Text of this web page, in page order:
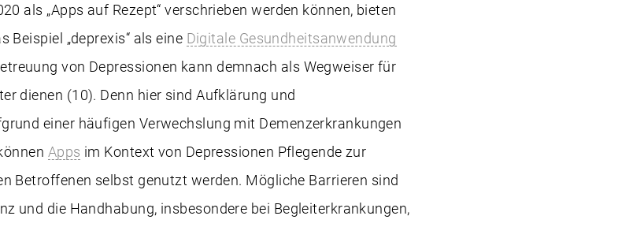
als „Apps auf Rezept“ verschrieben werden können, bieten
Beispiel „deprexis“ als eine Digitale Gesundheitsanwendung
von Depressionen kann demnach als Wegweiser für
dienen (10). Denn hier sind Aufklärung und
einer häufigen Verwechslung mit Demenzerkrankungen
Apps im Kontext von Depressionen Pflegende zur
Betroffenen selbst genutzt werden. Mögliche Barrieren sind
und die Handhabung, insbesondere bei Begleiterkrankungen,